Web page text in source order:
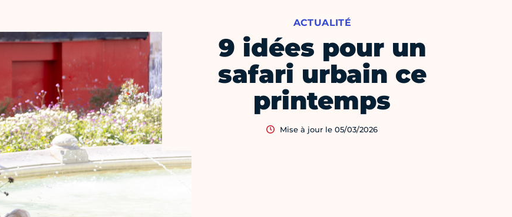
9 idées pour un
safari urbain ce
printemps
ACTUALITÉ
Mise à jour le 05/03/2026